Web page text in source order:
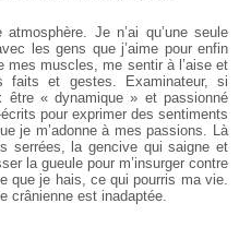
Je n’ai qu’une seule
les gens que j’aime pour enfin
mes muscles, me sentir à l’aise et
faits et gestes. Examinateur, si
« dynamique » et passionné
pour exprimer des sentiments
je m’adonne à mes passions. Là
serrées, la gencive qui saigne et
la gueule pour m’insurger contre
que je hais, ce qui pourris ma vie.
crânienne est inadaptée.